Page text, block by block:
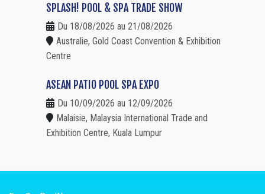
SPLASH! POOL & SPA TRADE SHOW
Du 18/08/2026 au 21/08/2026
Australie, Gold Coast Convention & Exhibition
Centre
ASEAN PATIO POOL SPA EXPO
Du 10/09/2026 au 12/09/2026
Malaisie, Malaysia International Trade and
Exhibition Centre, Kuala Lumpur